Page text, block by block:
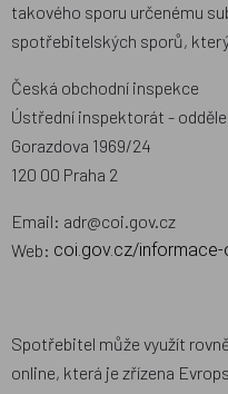
takového sporu určenému
spotřebitelských sporů,
Česká obchodní inspekce
Ústřední inspektorát -
Gorazdova 1969/24
120 00 Praha 2
Email: adr@coi.gov.cz
Web: coi.gov.cz/
Spotřebitel může využít
online, která je zřízena